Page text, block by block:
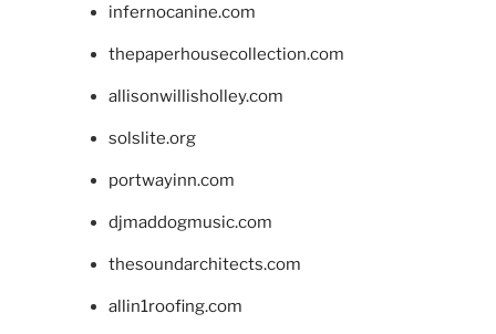
infernocanine.com
thepaperhousecollection.com
allisonwillisholley.com
solslite.org
portwayinn.com
djmaddogmusic.com
thesoundarchitects.com
allin1roofing.com